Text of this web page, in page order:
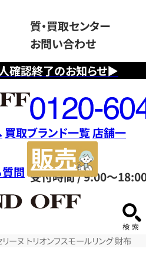
確認終了のお知らせ▶
質・買取センター
お問い合わせ
フ
リ
ー
ダ
イ
ヤ
ル
0120604117
受付時間 / 9:00～
買取ブランド一覧店舗一
質問
サ
ーヌ トリオンフスモールリング 財布・